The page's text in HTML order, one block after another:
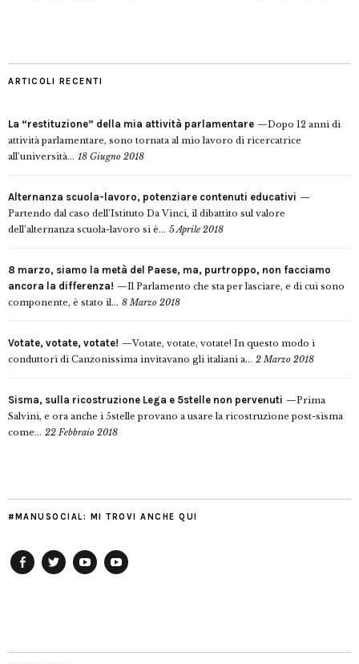
ARTICOLI RECENTI
La “restituzione” della mia attività parlamentare
Dopo 12 anni di
attività parlamentare, sono tornata al mio lavoro di ricercatrice
all’università... 18 Giugno 2018
Alternanza scuola-lavoro, potenziare contenuti educativi
Partendo dal caso dell’Istituto Da Vinci, il dibattito sul valore
dell’alternanza scuola-lavoro si è... 5 Aprile 2018
8 marzo, siamo la metà del Paese, ma, purtroppo, non facciamo
ancora la differenza!
Il Parlamento che sta per lasciare, e di cui sono
componente, è stato il... 8 Marzo 2018
Votate, votate, votate!
Votate, votate, votate! In questo modo i
conduttori di Canzonissima invitavano gli italiani a... 2 Marzo 2018
Sisma, sulla ricostruzione Lega e 5stelle non pervenuti
Prima
Salvini, e ora anche i 5stelle provano a usare la ricostruzione post-sisma
come... 22 Febbraio 2018
#MANUSOCIAL: MI TROVI ANCHE QUI